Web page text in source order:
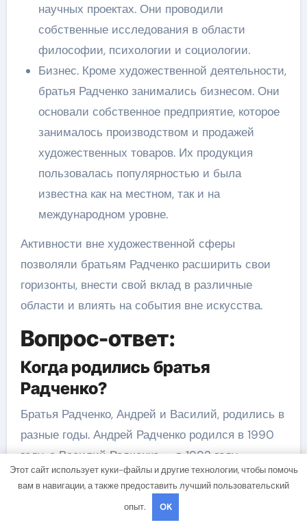
научных проектах. Они проводили
собственные исследования в области
философии, психологии и социологии.
Бизнес. Кроме художественной деятельности,
братья Радченко занимались бизнесом. Они
основали собственное предприятие, которое
занималось производством и продажей
художественных товаров. Их продукция
пользовалась популярностью и была
известна как на местном, так и на
международном уровне.
Активности вне художественной сферы
позволяли братьям Радченко расширить свои
горизонты, внести свой вклад в различные
области и влиять на события вне искусства.
Вопрос-ответ:
Когда родились братья
Радченко?
Братья Радченко, Андрей и Василий, родились в
разные годы. Андрей Радченко родился в 1990
году, а Василий Радченко — в 1992 году.
Каким образом братья Радченко
стали известны?
Этот сайт использует куки-файлы и другие технологии, чтобы помочь
вам в навигации, а также предоставить лучший пользовательский
опыт.
OK